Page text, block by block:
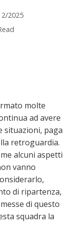
2025
molte
ad avere
situazioni, paga
retroguardia.
alcuni aspetti
vanno
di ripartenza,
di questo
squadra la